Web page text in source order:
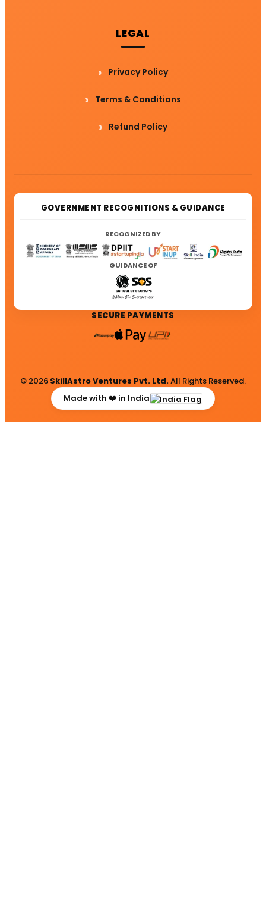
LEGAL
Privacy Policy
Terms & Conditions
Refund Policy
GOVERNMENT RECOGNITIONS & GUIDANCE
RECOGNIZED BY
GUIDANCE OF
SECURE PAYMENTS
© 2026 SkillAstro Ventures Pvt. Ltd.All Rights Reserved.
Made with ❤️ in India